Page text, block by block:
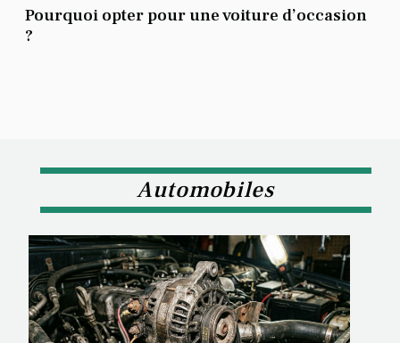
Pourquoi opter pour une voiture d’occasion
?
Automobiles